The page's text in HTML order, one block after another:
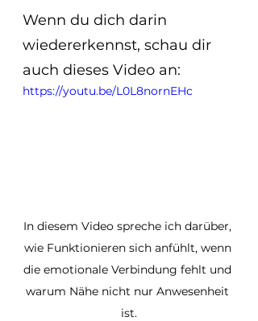
Wenn du dich darin
wiedererkennst, schau dir
auch dieses Video an:
https://youtu.be/L0L8nornEHc
In diesem Video spreche ich darüber,
wie Funktionieren sich anfühlt, wenn
die emotionale Verbindung fehlt und
warum Nähe nicht nur Anwesenheit
ist.